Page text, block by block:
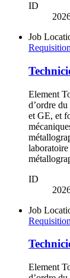
ID
Job
Element
d’ordre
et GE, et
ID
Job
Element